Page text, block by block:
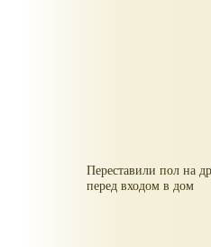
Переставили пол на
перед входом в дом